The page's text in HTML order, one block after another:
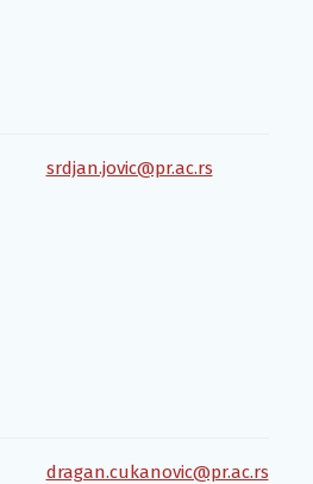
srdjan.jovic@pr.ac.rs
dragan.cukanovic@pr.ac.rs